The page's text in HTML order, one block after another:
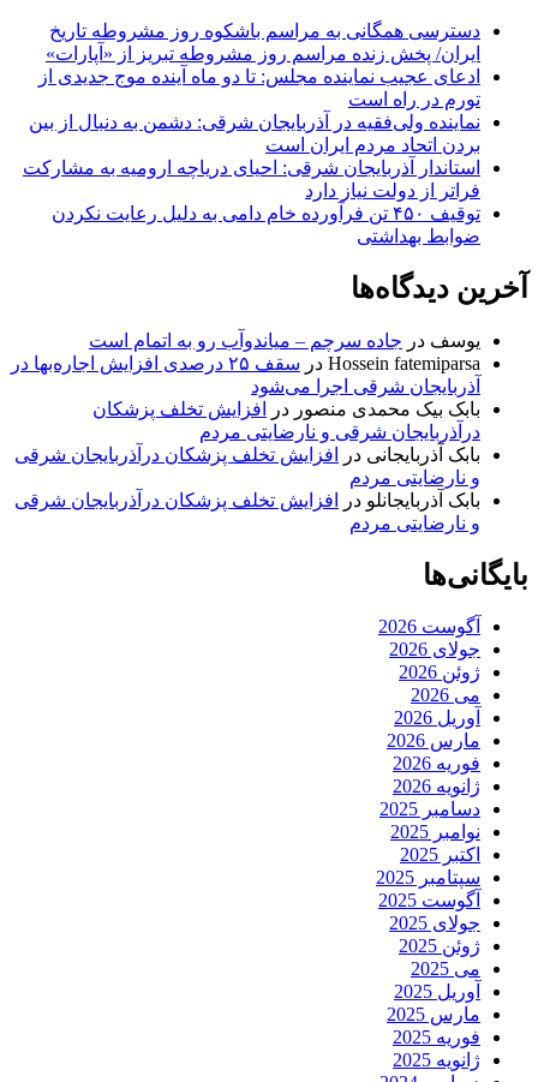
دسترسی همگانی به مراسم باشکوه روز مشروطه تاریخ
ایران/ پخش زنده مراسم روز مشروطه تبریز از «آپارات»
ادعای عجیب نماینده مجلس: تا دو ماه آینده موج جدیدی از
تورم در راه است
نماینده ولی‌فقیه در آذربایجان شرقی: دشمن به دنبال از بین
بردن اتحاد مردم ایران است
استاندار آذربایجان شرقی: احیای دریاچه ارومیه به مشارکت
فراتر از دولت نیاز دارد
توقیف ۴۵۰ تن فرآورده خام دامی به دلیل رعایت نکردن
ضوابط بهداشتی
آخرین دیدگاه‌ها
یوسف در جاده سرچم – میاندوآب رو به اتمام است
Hossein fatemiparsa در
سقف ۲۵ درصدی افزایش اجاره‌بها در
آذربایجان شرقی اجرا می‌شود
بابک بیک محمدی منصور در
افزایش تخلف پزشکان
درآذربایجان شرقی و نارضایتی مردم
بابک آذربایجانی در
افزایش تخلف پزشکان درآذربایجان شرقی
و نارضایتی مردم
بابک آذربایجانلو در
افزایش تخلف پزشکان درآذربایجان شرقی
و نارضایتی مردم
بایگانی‌ها
آگوست 2026
جولای 2026
ژوئن 2026
می 2026
آوریل 2026
مارس 2026
فوریه 2026
ژانویه 2026
دسامبر 2025
نوامبر 2025
اکتبر 2025
سپتامبر 2025
آگوست 2025
جولای 2025
ژوئن 2025
می 2025
آوریل 2025
مارس 2025
فوریه 2025
ژانویه 2025